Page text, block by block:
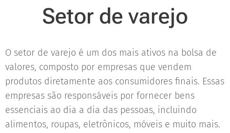
Setor de varejo
O setor de varejo é um dos mais ativos na bolsa de
valores, composto por empresas que vendem
produtos diretamente aos consumidores finais. Essas
empresas são responsáveis por fornecer bens
essenciais ao dia a dia das pessoas, incluindo
alimentos, roupas, eletrônicos, móveis e muito mais.